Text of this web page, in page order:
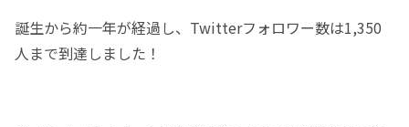
誕生から約一年が経過し、Twitterフォロワー数は1,350
人まで到達しました！